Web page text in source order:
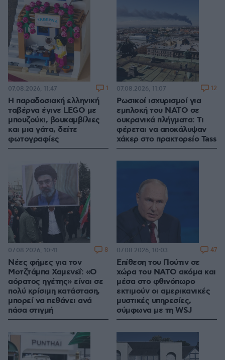
Η παραδοσιακή ελληνική
ταβέρνα έγινε LEGO με
μπουζούκι, βουκαμβίλιες
και μια γάτα, δείτε
φωτογραφίες
07.08.2026, 11:47 1
Ρωσικοί ισχυρισμοί για
εμπλοκή του ΝΑΤΟ σε
ουκρανικά πλήγματα: Τι
φέρεται να αποκάλυψαν
χάκερ στο πρακτορείο Tass
07.08.2026, 11:07 12
Νέες φήμες για τον
Μοτζτάμπα Χαμενεΐ: «Ο
αόρατος ηγέτης» είναι σε
πολύ κρίσιμη κατάσταση,
μπορεί να πεθάνει ανά
πάσα στιγμή
07.08.2026, 10:41 8
Επίθεση του Πούτιν σε
χώρα του ΝΑΤΟ ακόμα και
μέσα στο φθινόπωρο
εκτιμούν οι αμερικανικές
μυστικές υπηρεσίες,
σύμφωνα με τη WSJ
07.08.2026, 10:03 47